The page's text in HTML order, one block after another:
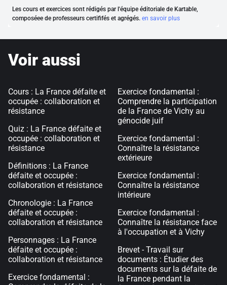
Les cours et exercices sont rédigés par l'équipe éditoriale de Kartable,
composéee de professeurs certififés et agrégés. en savoir plus
Voir aussi
Cours : La France défaite et
occupée : collaboration et
résistance
Quiz : La France défaite et
occupée : collaboration et
résistance
Définitions : La France
défaite et occupée :
collaboration et résistance
Chronologie : La France
défaite et occupée :
collaboration et résistance
Personnages : La France
défaite et occupée :
collaboration et résistance
Exercice fondamental :
Exercice fondamental :
Comprendre la participation
de la France de Vichy au
génocide juif
Exercice fondamental :
Connaître la résistance
extérieure
Exercice fondamental :
Connaître la résistance
intérieure
Exercice fondamental :
Connaître la résistance face
à l'occupation et à Vichy
Brevet - Travail sur
documents : Étudier des
documents sur la défaite de
la France pendant la